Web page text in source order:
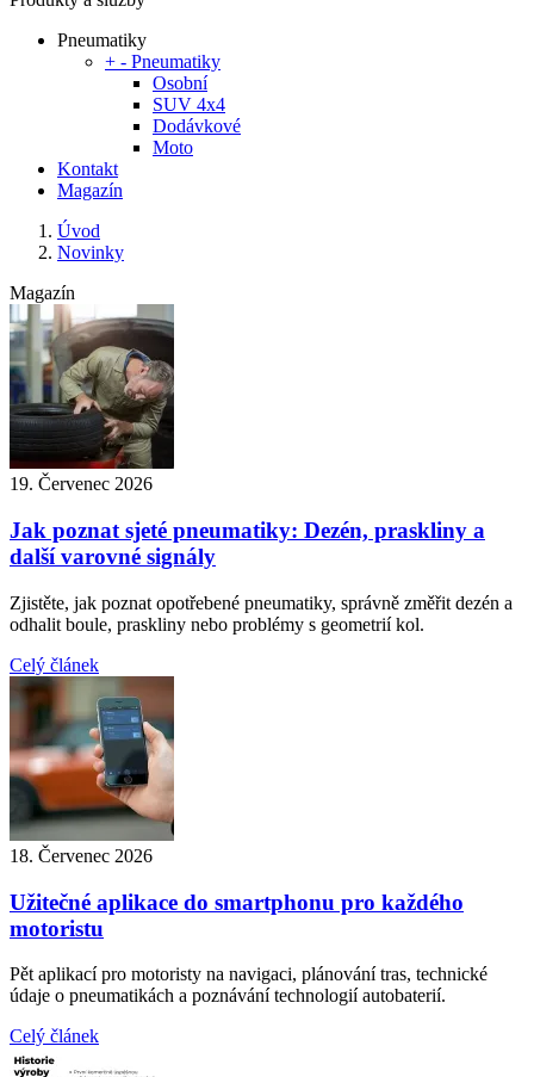
Pneumatiky
+ - Pneumatiky
Osobní
SUV 4x4
Dodávkové
Moto
Kontakt
Magazín
Úvod
Novinky
Magazín
19. Červenec 2026
Jak poznat sjeté pneumatiky: Dezén, praskliny a
další varovné signály
Zjistěte, jak poznat opotřebené pneumatiky, správně změřit dezén a
odhalit boule, praskliny nebo problémy s geometrií kol.
Celý článek
18. Červenec 2026
Užitečné aplikace do smartphonu pro každého
motoristu
Pět aplikací pro motoristy na navigaci, plánování tras, technické
údaje o pneumatikách a poznávání technologií autobaterií.
Celý článek